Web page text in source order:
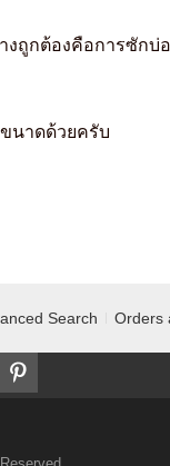
งถูกต้องคือการซักบ่
นาดด้วยครับ
Search Orders